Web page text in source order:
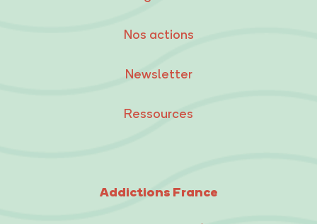
Nos actions
Newsletter
Ressources
Addictions France